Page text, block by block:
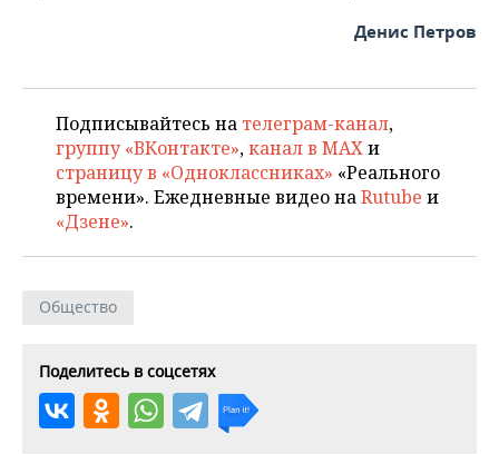
Денис Петров
Подписывайтесь на телеграм-канал,
группу «ВКонтакте»,канал в MAXи
страницу в «Одноклассниках» «Реального
времени». Ежедневные видео наRutube и
«Дзене».
Общество
Поделитесь в соцсетях